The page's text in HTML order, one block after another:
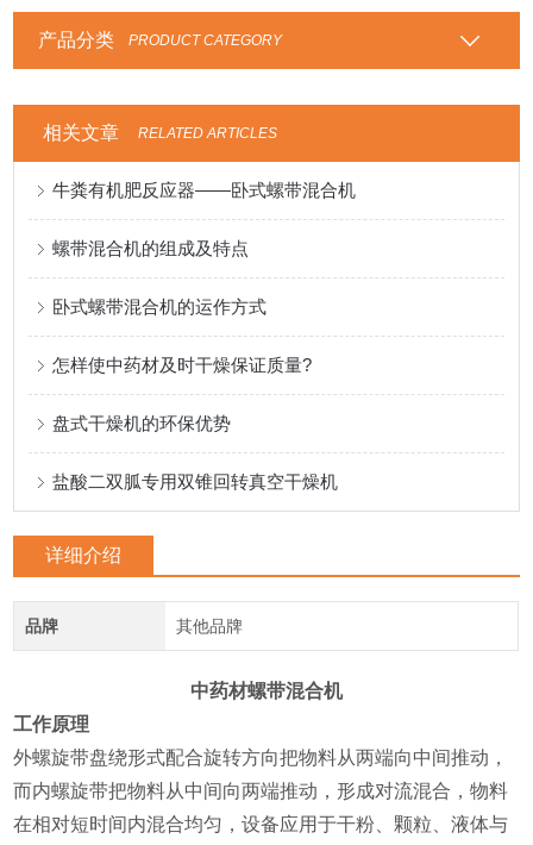
产品分类 PRODUCT CATEGORY
相关文章 RELATED ARTICLES
牛粪有机肥反应器——卧式螺带混合机
螺带混合机的组成及特点
卧式螺带混合机的运作方式
怎样使中药材及时干燥保证质量?
盘式干燥机的环保优势
盐酸二双胍专用双锥回转真空干燥机
详细介绍
品牌 其他品牌
中药材螺带混合机
工作原理
外螺旋带盘绕形式配合旋转方向把物料从两端向中间推动，
而内螺旋带把物料从中间向两端推动，形成对流混合，物料
在相对短时间内混合均匀，设备应用于干粉、颗粒、液体与